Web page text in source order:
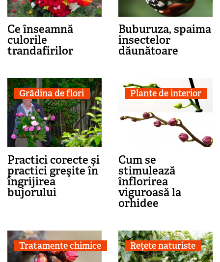
Ce înseamnă
culorile
trandafirilor
Buburuza, spaima
insectelor
dăunătoare
Grădina de flori
Practici corecte şi
practici greşite în
îngrijirea
bujorului
Plante de interior
Cum se
stimulează
înflorirea
viguroasă la
orhidee
Tratamente chimice Rețete naturiste